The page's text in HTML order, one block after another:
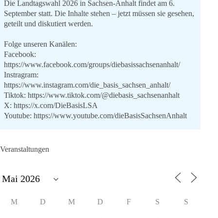
Die Landtagswahl 2026 in Sachsen-Anhalt findet am 6.
September statt. Die Inhalte stehen – jetzt müssen sie gesehen,
geteilt und diskutiert werden.
Folge unseren Kanälen:
Facebook:
https://www.facebook.com/groups/diebasissachsenanhalt/
Instragram:
https://www.instagram.com/die_basis_sachsen_anhalt/
Tiktok: https://www.tiktok.com/@diebasis_sachsenanhalt
X: https://x.com/DieBasisLSA
Youtube: https://www.youtube.com/dieBasisSachsenAnhalt
lohnt, dieBasis zu wählen.
Veranstaltungen
M D M D F S S